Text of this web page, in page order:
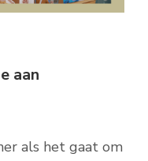
aan
als het gaat om